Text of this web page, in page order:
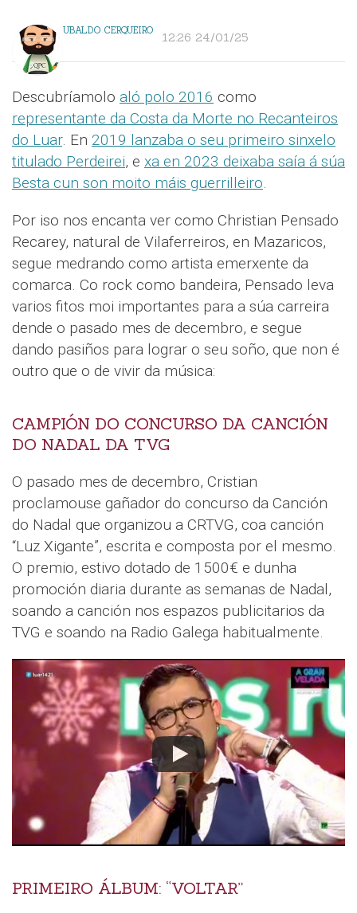
UBALDO CERQUEIRO 12:26 24/01/25
Descubríamolo aló polo 2016 como
representante da Costa da Morte no Recanteiros
do Luar. En 2019 lanzaba o seu primeiro sinxelo
titulado Perdeirei, e xa en 2023 deixaba saía á súa
Besta cun son moito máis guerrilleiro.
Por iso nos encanta ver como Christian Pensado
Recarey, natural de Vilaferreiros, en Mazaricos,
segue medrando como artista emerxente da
comarca. Co rock como bandeira, Pensado leva
varios fitos moi importantes para a súa carreira
dende o pasado mes de decembro, e segue
dando pasiños para lograr o seu soño, que non é
outro que o de vivir da música:
CAMPIÓN DO CONCURSO DA CANCIÓN
DO NADAL DA TVG
O pasado mes de decembro, Cristian
proclamouse gañador do concurso da Canción
do Nadal que organizou a CRTVG, coa canción
“Luz Xigante”, escrita e composta por el mesmo.
O premio, estivo dotado de 1500€ e dunha
promoción diaria durante as semanas de Nadal,
soando a canción nos espazos publicitarios da
TVG e soando na Radio Galega habitualmente.
PRIMEIRO ÁLBUM: “VOLTAR”